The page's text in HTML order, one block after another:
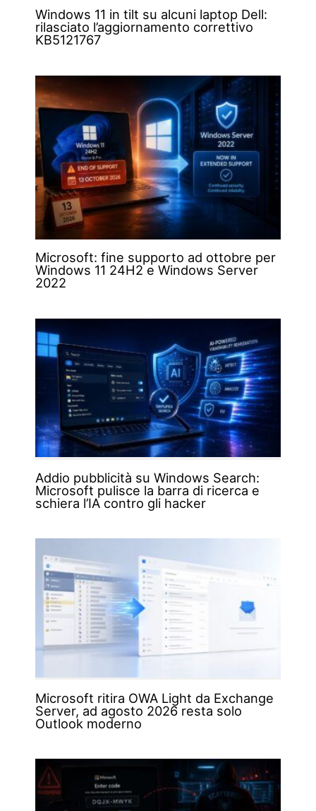
Windows 11 in tilt su alcuni laptop Dell:
rilasciato l’aggiornamento correttivo
KB5121767
Microsoft: fine supporto ad ottobre per
Windows 11 24H2 e Windows Server
2022
Addio pubblicità su Windows Search:
Microsoft pulisce la barra di ricerca e
schiera l’IA contro gli hacker
Microsoft ritira OWA Light da Exchange
Server, ad agosto 2026 resta solo
Outlook moderno